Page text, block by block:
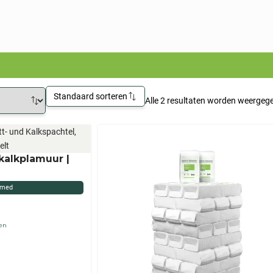
Standaard sorteren Alle 2 resultaten worden
|